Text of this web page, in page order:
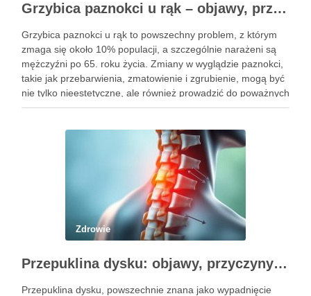
Grzybica paznokci u rąk – objawy, przyczyny i skuteczne leczenie
Grzybica paznokci u rąk to powszechny problem, z którym
zmaga się około 10% populacji, a szczególnie narażeni są
mężczyźni po 65. roku życia. Zmiany w wyglądzie paznokci,
takie jak przebarwienia, zmatowienie i zgrubienie, mogą być
nie tylko nieestetyczne, ale również prowadzić do poważnych
konsekwencji zdrowotnych. Infekcje te są wywoływane przez
Zdrowie
Przepuklina dysku: objawy, przyczyny i metody leczenia
Przepuklina dysku, powszechnie znana jako wypadnięcie